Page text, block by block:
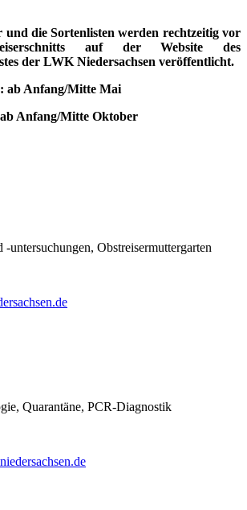
und die Sortenlisten werden rechtzeitig vor
auf der Website des
der LWK Niedersachsen veröffentlicht.
ab Anfang/Mitte Mai
Anfang/Mitte Oktober
untersuchungen, Obstreisermuttergarten
Quarantäne, PCR-Diagnostik